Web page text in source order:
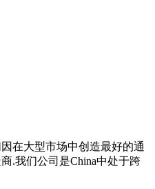
在大型市场中创造最好的通
.我们公司是China中处于跨